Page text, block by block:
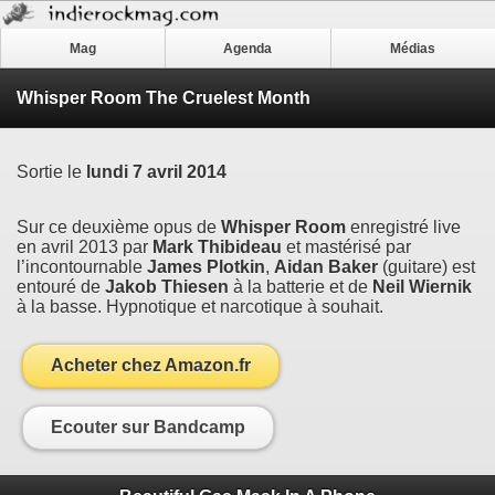
Mag Agenda Médias
Whisper Room The Cruelest Month
Sortie le lundi 7 avril 2014
Sur ce deuxième opus de Whisper Room enregistré live
en avril 2013 par Mark Thibideau et mastérisé par
l’incontournable James Plotkin, Aidan Baker (guitare) est
entouré de Jakob Thiesen à la batterie et de Neil Wiernik
à la basse. Hypnotique et narcotique à souhait.
Acheter chez Amazon.fr
Ecouter sur Bandcamp